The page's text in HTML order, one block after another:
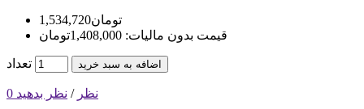
1,534,720تومان
قیمت بدون مالیات: 1,408,000تومان
تعداد اضافه به سبد خرید
0 نظر / نظر بدهید